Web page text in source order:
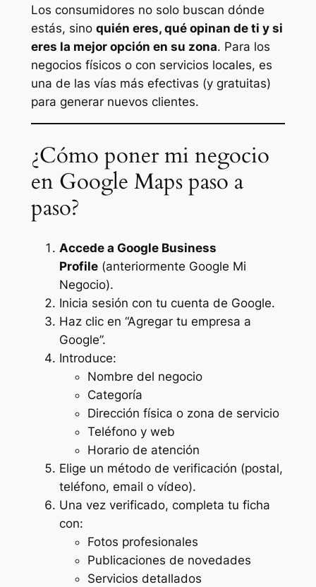
Los consumidores no solo buscan dónde
estás, sino quién eres, qué opinan de ti y si
eres la mejor opción en su zona. Para los
negocios físicos o con servicios locales, es
una de las vías más efectivas (y gratuitas)
para generar nuevos clientes.
¿Cómo poner mi negocio
en Google Maps paso a
paso?
Accede a Google Business
Profile(anteriormente Google Mi
Negocio).
Inicia sesión con tu cuenta de Google.
Haz clic en “Agregar tu empresa a
Google”.
Introduce:
Nombre del negocio
Categoría
Dirección física o zona de servicio
Teléfono y web
Horario de atención
Elige un método de verificación (postal,
teléfono, email o vídeo).
Una vez verificado, completa tu ficha
con:
Fotos profesionales
Publicaciones de novedades
Servicios detallados